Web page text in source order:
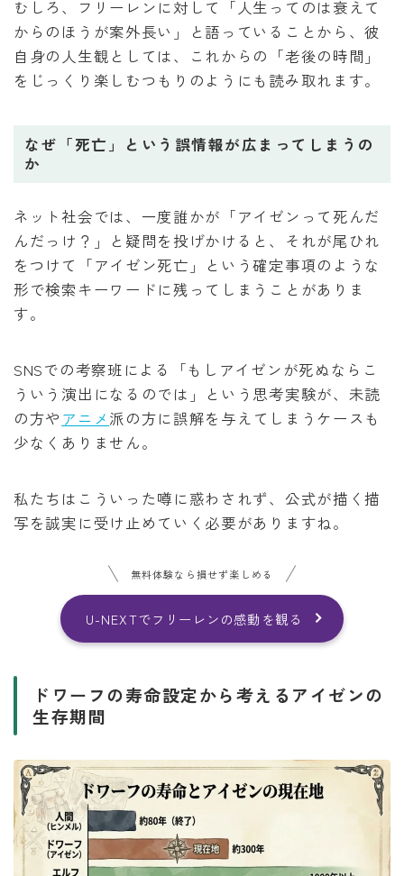
むしろ、フリーレンに対して「人生ってのは衰えて
からのほうが案外長い」と語っていることから、彼
自身の人生観としては、これからの「老後の時間」
をじっくり楽しむつもりのようにも読み取れます。
なぜ「死亡」という誤情報が広まってしまうの
か
ネット社会では、一度誰かが「アイゼンって死んだ
んだっけ？」と疑問を投げかけると、それが尾ひれ
をつけて「アイゼン死亡」という確定事項のような
形で検索キーワードに残ってしまうことがありま
す。
SNSでの考察班による「もしアイゼンが死ぬならこ
ういう演出になるのでは」という思考実験が、未読
の方や アニメ 派の方に誤解を与えてしまうケースも
少なくありません。
私たちはこういった噂に惑わされず、公式が描く描
写を誠実に受け止めていく必要がありますね。
無料体験なら損せず楽しめる
U-NEXTでフリーレンの感動を観る
ドワーフの寿命設定から考えるアイゼンの
生存期間